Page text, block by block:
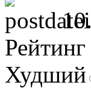
Рейтинг
Худший